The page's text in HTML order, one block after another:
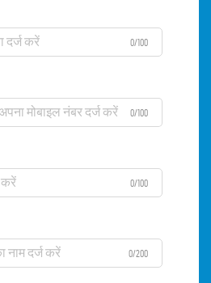
0/100
0/100
0/100
0/200